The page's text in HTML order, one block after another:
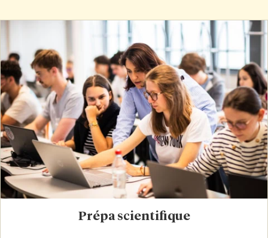
Prépa scientifique